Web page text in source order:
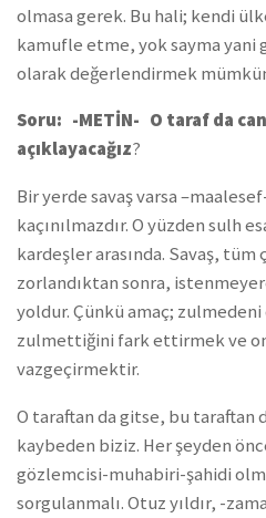
olmasa gerek. Bu hali; kendi
kamufle etme, yok sayma yani
olarak değerlendirmek
Soru: -METİN- O taraf da
açıklayacağız?
Bir yerde savaş varsa
kaçınılmazdır. O yüzden sulh
kardeşler arasında. Savaş, tüm
zorlandıktan sonra,
yoldur. Çünkü amaç;
zulmettiğini fark ettirmek ve
vazgeçirmektir.
O taraftan da gitse, bu taraftan
kaybeden biziz. Her şeyden
gözlemcisi-muhabiri-şahidi
sorgulanmalı. Otuz yıldır, -